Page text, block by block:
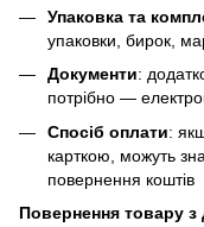
Упаковка та
упаковки, бирок,
Документи:
потрібно —
Спосіб оплати:
карткою, можуть
повернення коштів
Повернення товару